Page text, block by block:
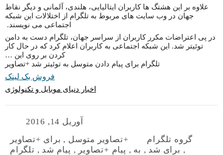
علاوه بر این هشتگ ها کاربران ایتالیایی، هلندی، آلمانی و دیگر نقاط
جهان در وب سایت های مربوط به تلگرام از اختلالات این شبکه
اجتماعی می نویسند.
در پی اعتراضات مکرر کاربران از سراسر جهان، تلگرام دست به دامن
توئیتر شد. این شبکه اجتماعی به کاربران اعلام کرد که در حال کار
کردن بر روی این …
تلگرام برای پیام دادن متوسل به توئیتر شد +تصاویر
فروش بک لینک
اخبار دنیای موبایل و تکنولوژی
آوریل 14, 2016
گروه تلگرام
+تصاویر متوسل, برای +تصاویر
برای شد, به, پیام +تصاویر, پیام شد, تلگرام